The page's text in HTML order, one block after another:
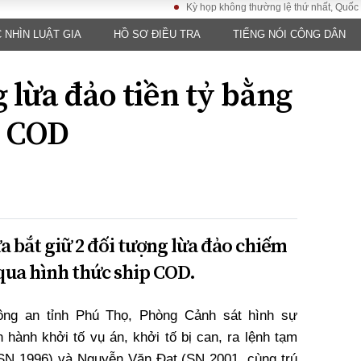
luật gia
tra
KINH TẾ
Tài chính - Ngân
hàng
luận
Công nghệ
XÃ HỘI
Kỳ họp không thường lệ thứ nhất, Quốc hội khóa
NHÌN LUẬT GIA HỒ SƠ ĐIỀU TRA TIẾNG NÓI CÔNG DÂN
lừa đảo tiền tỷ bằng
bắt giữ 2 đối tượng lừa đảo chiếm
hình thức ship COD.
an tỉnh Phú Thọ, Phòng Cảnh sát hình sự
hành khởi tố vụ án, khởi tố bị can, ra lệnh tạm